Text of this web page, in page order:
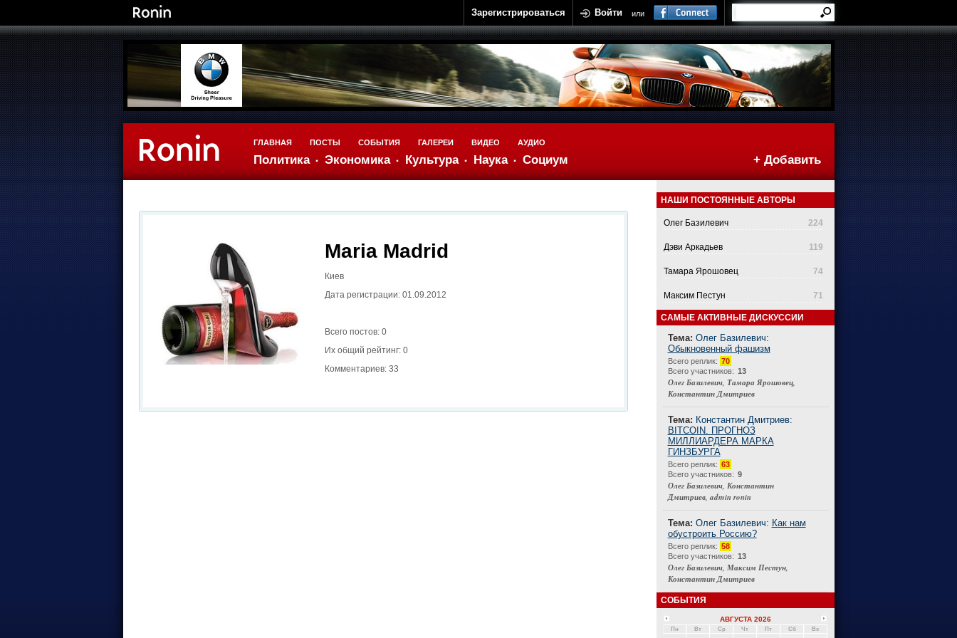
Зарегистрироваться Войти или
Connect
ГЛАВНАЯ
Политика Экономика Культура Наука Социум
ПОСТЫ СОБЫТИЯ ГАЛЕРЕИ ВИДЕО АУДИО
+ Добавить
Maria Madrid
Киев
Дата регистрации: 01.09.2012
Всего постов: 0
Их общий рейтинг: 0
Комментариев: 33
НАШИ ПОСТОЯННЫЕ АВТОРЫ
Олег Базилевич 224
Дэви Аркадьев 119
Тамара Ярошовец 74
Максим Пестун 71
САМЫЕ АКТИВНЫЕ ДИСКУССИИ
Тема: Олег Базилевич:
Обыкновенный фашизм
Всего реплик: 70
Всего участников: 13
Олег Базилевич, Тамара Ярошовец,
Константин Дмитриев
Тема: Константин Дмитриев:
BITCOIN. ПРОГНОЗ
МИЛЛИАРДЕРА МАРКА
ГИНЗБУРГА
Всего реплик: 63
Всего участников: 9
Олег Базилевич, Константин
Дмитриев, admin ronin
Тема: Олег Базилевич: Как нам
обустроить Россию?
Всего реплик: 58
Всего участников: 13
Олег Базилевич, Максим Пестун,
Константин Дмитриев
СОБЫТИЯ
АВГУСТА 2026
Пн Вт Ср Чт Пт Сб Вс